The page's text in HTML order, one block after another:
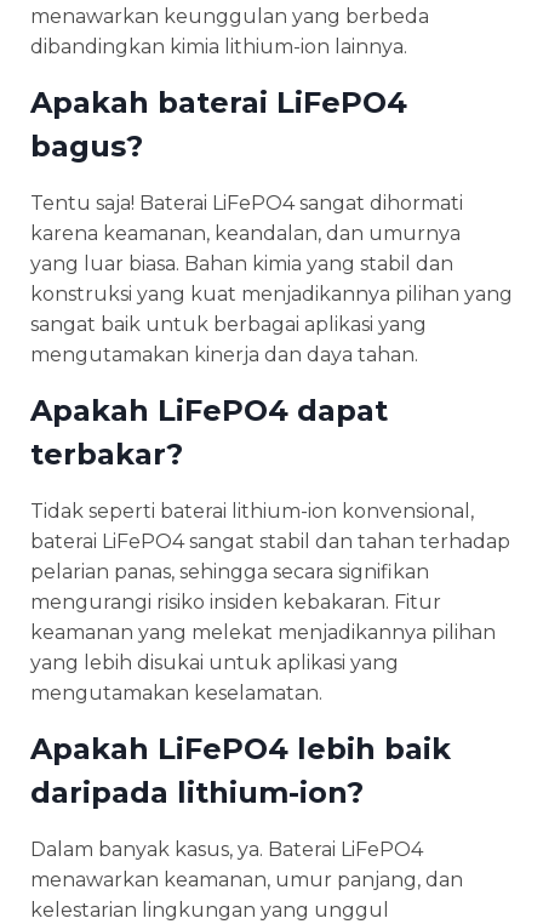
menawarkan keunggulan yang berbeda
dibandingkan kimia lithium-ion lainnya.
Apakah baterai LiFePO4
bagus?
Tentu saja! Baterai LiFePO4 sangat dihormati
karena keamanan, keandalan, dan umurnya
yang luar biasa. Bahan kimia yang stabil dan
konstruksi yang kuat menjadikannya pilihan yang
sangat baik untuk berbagai aplikasi yang
mengutamakan kinerja dan daya tahan.
Apakah LiFePO4 dapat
terbakar?
Tidak seperti baterai lithium-ion konvensional,
baterai LiFePO4 sangat stabil dan tahan terhadap
pelarian panas, sehingga secara signifikan
mengurangi risiko insiden kebakaran. Fitur
keamanan yang melekat menjadikannya pilihan
yang lebih disukai untuk aplikasi yang
mengutamakan keselamatan.
Apakah LiFePO4 lebih baik
daripada lithium-ion?
Dalam banyak kasus, ya. Baterai LiFePO4
menawarkan keamanan, umur panjang, dan
kelestarian lingkungan yang unggul